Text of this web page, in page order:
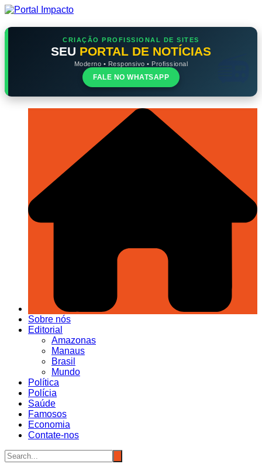
Ir
o
CRIAÇÃO PROFISSIONAL DE SITES
SEU PORTAL DE NOTÍCIAS
Moderno • Responsivo • Profissional
FALE NO WHATSAPP
Sobre nós
Editorial
Amazonas
Manaus
Brasil
Mundo
Política
Polícia
Saúde
Famosos
Economia
Contate-nos